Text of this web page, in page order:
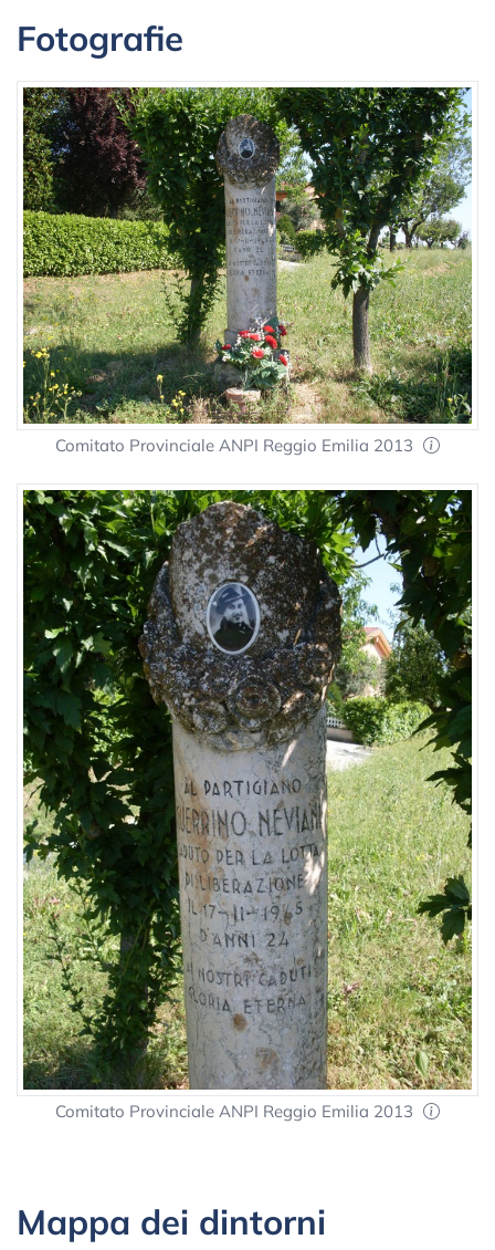
Fotografie
Comitato Provinciale ANPI Reggio Emilia 2013
Comitato Provinciale ANPI Reggio Emilia 2013
Mappa dei dintorni